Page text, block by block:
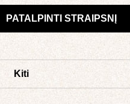
PATALPINTI STRAIPSNĮ
Kiti